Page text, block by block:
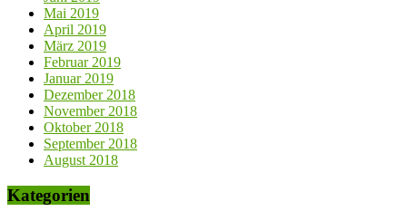
Mai 2019
April 2019
März 2019
Februar 2019
Januar 2019
Dezember 2018
November 2018
Oktober 2018
September 2018
August 2018
Kategorien